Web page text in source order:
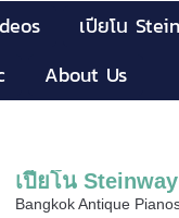
เปียโน
About Us
เปียโน
Bangkok Antique